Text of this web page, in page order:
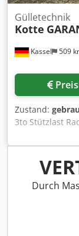
Kassel 509
Gülletechnik
Kotte
Zustand:
3to Stützlast
stoffkotflügel
Vorbereitung
ersten Achse
Wangen /
Durch